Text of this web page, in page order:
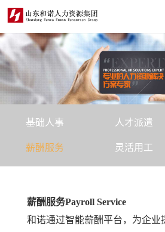
基础人事 人才派遣
薪酬服务 灵活用工
薪酬服务Payroll Service
和诺通过智能薪酬平台，为企业